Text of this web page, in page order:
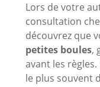
Lors de votre
consultation
découvrez que
petites boules,
avant les règles.
le plus souvent